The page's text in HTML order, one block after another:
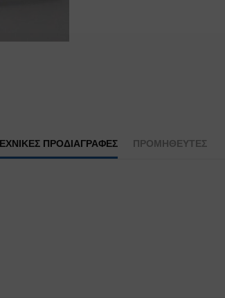
ΠΡΟΔΙΑΓΡΑΦΕΣ ΠΡΟΜΗΘΕΥΤΕΣ